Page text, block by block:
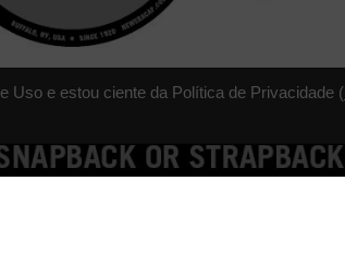
Uso e estou ciente da Política de Privacidade (